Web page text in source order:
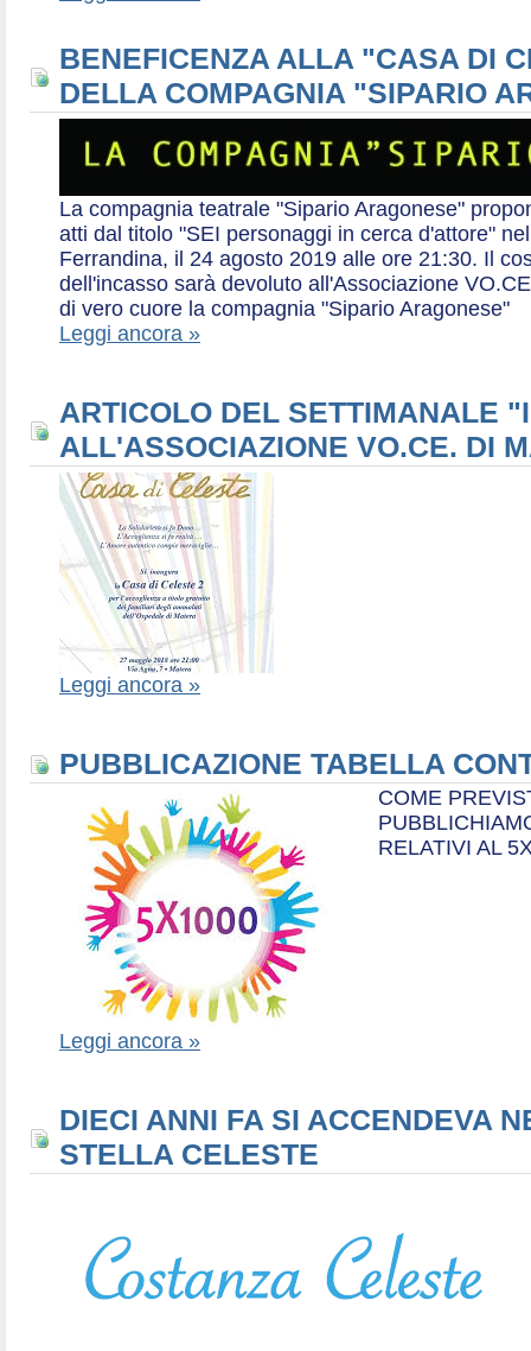
BENEFICENZA ALLA "CASA DI
DELLA COMPAGNIA "SIPARIO
La compagnia teatrale "Sipario Aragonese"
atti dal titolo "SEI personaggi in cerca d'attore"
Ferrandina, il 24 agosto 2019 alle ore 21:30. Il
dell'incasso sarà devoluto all'Associazione
di vero cuore la compagnia "Sipario Aragonese"
Leggi ancora »
ARTICOLO DEL SETTIMANALE
ALL'ASSOCIAZIONE VO.CE. DI
Leggi ancora »
PUBBLICAZIONE TABELLA
COME
RELATIVI AL
Leggi ancora »
DIECI ANNI FA SI ACCENDEVA
STELLA CELESTE